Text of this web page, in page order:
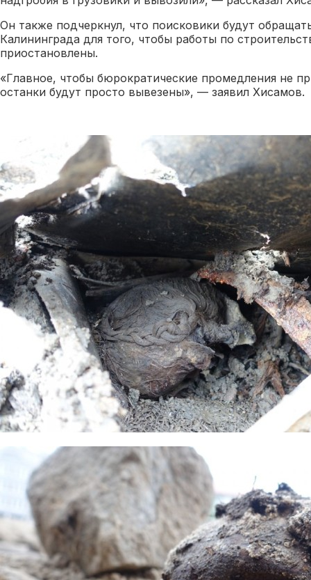
Он также подчеркнул, что поисковики будут
Калининграда для того, чтобы работы по
приостановлены.
«Главное, чтобы бюрократические промедления не
останки будут просто вывезены», — заявил Хисамов.